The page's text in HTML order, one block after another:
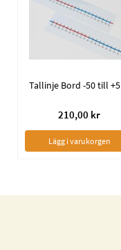
210,00 kr
Lägg i varukorgen